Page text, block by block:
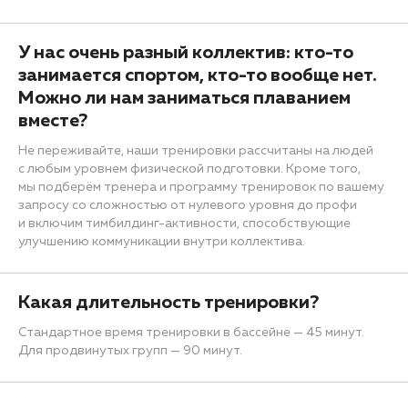
У нас очень разный коллектив: кто-то
занимается спортом, кто-то вообще нет.
Можно ли нам заниматься плаванием
вместе?
Не переживайте, наши тренировки рассчитаны на людей
с любым уровнем физической подготовки. Кроме того,
мы подберём тренера и программу тренировок по вашему
запросу со сложностью от нулевого уровня до профи
и включим тимбилдинг-активности, способствующие
улучшению коммуникации внутри коллектива.
Какая длительность тренировки?
Стандартное время тренировки в бассейне — 45 минут.
Для продвинутых групп — 90 минут.